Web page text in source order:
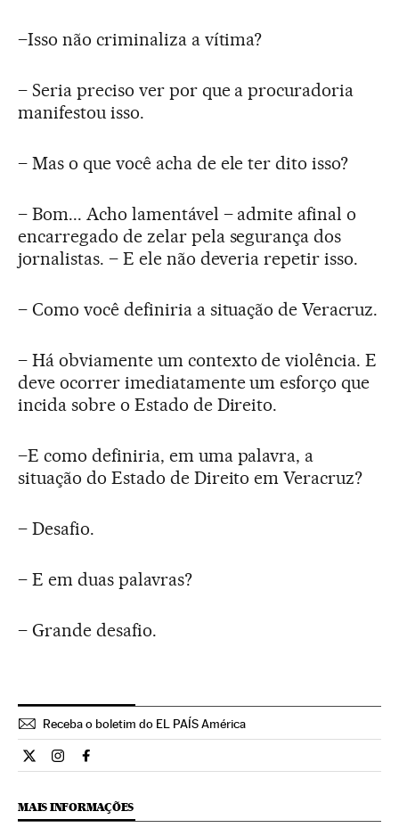
–Isso não criminaliza a vítima?
– Seria preciso ver por que a procuradoria
manifestou isso.
– Mas o que você acha de ele ter dito isso?
– Bom... Acho lamentável – admite afinal o
encarregado de zelar pela segurança dos
jornalistas. – E ele não deveria repetir isso.
– Como você definiria a situação de Veracruz.
– Há obviamente um contexto de violência. E
deve ocorrer imediatamente um esforço que
incida sobre o Estado de Direito.
–E como definiria, em uma palavra, a
situação do Estado de Direito em Veracruz?
– Desafio.
– E em duas palavras?
– Grande desafio.
Receba o boletim do EL PAÍS América
Internacional El País Brasil en Twitter
Internacional El País Brasil en Instagram
Internacional El País Brasil en Facebook
MAIS INFORMAÇÕES